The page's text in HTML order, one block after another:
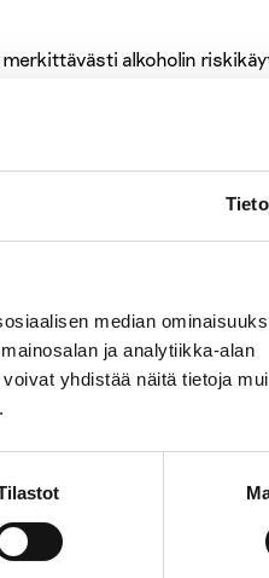
median
ja analytiikka-alan
yhdistää näitä tietoja
alkoholin
rooli alkoholihaittojen
lisää
muuttuu haitalliselle
keinoja, voidaan
tueksi.
työn
Timo Nerkko,